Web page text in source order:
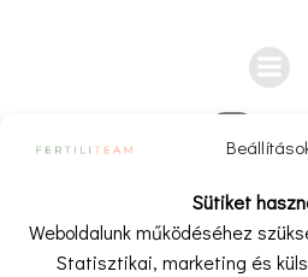
Sütiket
Weboldalunk működéséhez
Statisztikai, marketing és
A weboldalon és a kapcsolódó
bejegyzésekben megjelenő
és ismeretterjesztő